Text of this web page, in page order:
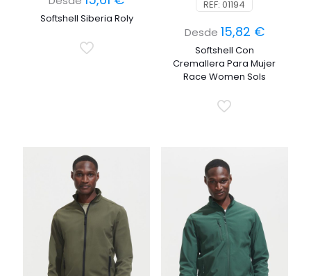
Softshell Siberia Roly
REF: 01194
Desde 15,82 €
Softshell Con
Cremallera Para Mujer
Race Women Sols